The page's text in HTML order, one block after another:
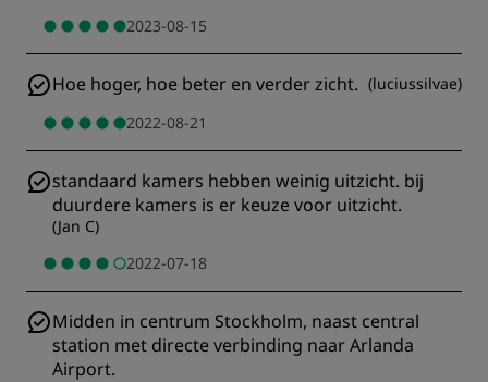
2023-08-15
Hoe hoger, hoe beter en verder zicht. (luciussilvae)
2022-08-21
standaard kamers hebben weinig uitzicht. bij
duurdere kamers is er keuze voor uitzicht.
(Jan C)
2022-07-18
Midden in centrum Stockholm, naast central
station met directe verbinding naar Arlanda
Airport.